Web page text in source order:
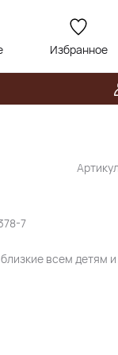
Избранное
7
всем детям